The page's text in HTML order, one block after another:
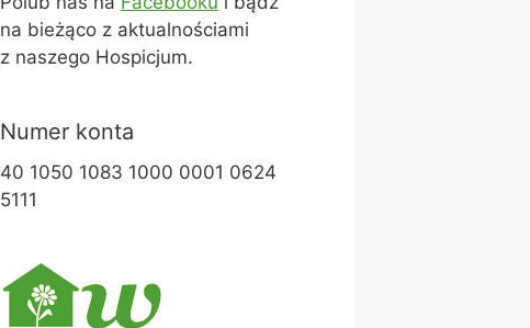
na bieżąco z aktualnościami
z naszego Hospicjum.
Numer konta
40 1050 1083 1000 0001 0624
5111